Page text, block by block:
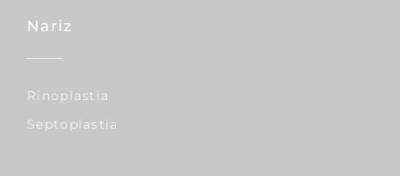
Nariz
Rinoplastia
Septoplastia